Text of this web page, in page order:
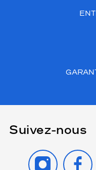
Suivez-nous
INSTAGRAM